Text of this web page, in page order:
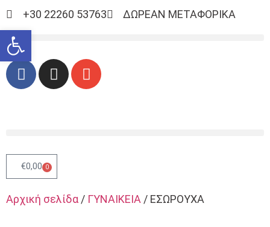
+30 22260 53763 ΔΩΡΕΑΝ ΜΕΤΑΦΟΡΙΚΑ
€0,00 0
Αρχική σελίδα / ΓΥΝΑΙΚΕΙΑ / ΕΣΩΡΟΥΧΑ
Ανοίξτε τη γραμμή εργαλείων